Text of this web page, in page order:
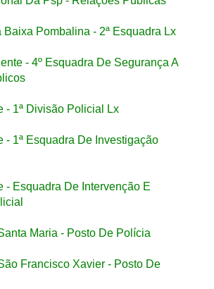
Baixa Pombalina - 2ª Esquadra Lx
- 4º Esquadra De Segurança A
- 1ª Divisão Policial Lx
- 1ª Esquadra De Investigação
- Esquadra De Intervenção E
Maria - Posto De Polícia
Francisco Xavier - Posto De